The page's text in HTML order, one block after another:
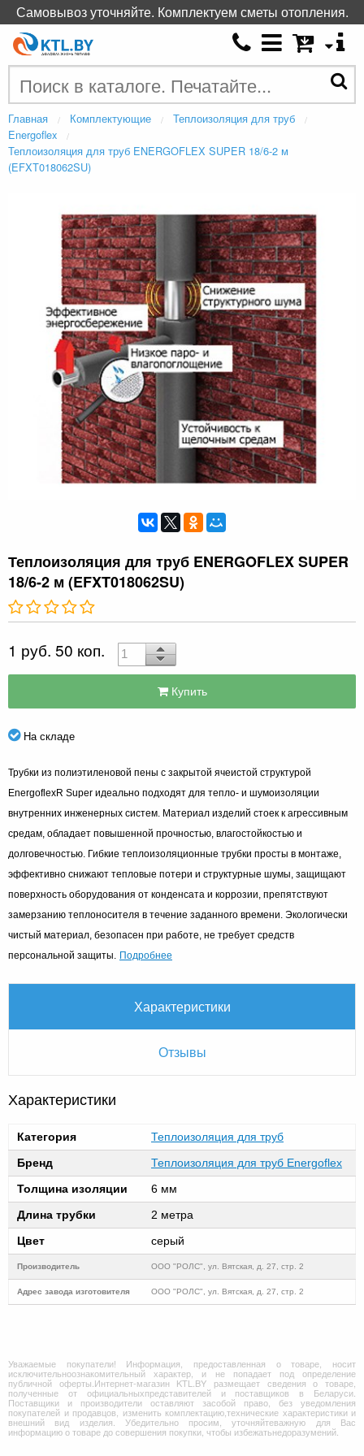
Главная Комплектующие
Теплоизоляция для труб
Energoflex
Теплоизоляция для труб ENERGOFLEX SUPER 18/6-2 м
(EFXT018062SU)
Теплоизоляция для труб ENERGOFLEX SUPER
18/6-2 м (EFXT018062SU)
1 руб. 50 коп.
Купить
На складе
Трубки из полиэтиленовой пены с закрытой ячеистой структурой
EnergoflexR Super идеально подходят для тепло- и шумоизоляции
внутренних инженерных систем. Материал изделий стоек к агрессивным
средам, обладает повышенной прочностью, влагостойкостью и
долговечностью. Гибкие теплоизоляционные трубки просты в монтаже,
эффективно снижают тепловые потери и структурные шумы, защищают
поверхность оборудования от конденсата и коррозии, препятствуют
замерзанию теплоносителя в течение заданного времени. Экологически
чистый материал, безопасен при работе, не требует средств
персональной защиты.
Подробнее
Характеристики
Отзывы
Характеристики
Категория
Теплоизоляция для труб
Бренд
Теплоизоляция для труб Energoflex
Толщина изоляции
6 мм
Длина трубки
2 метра
Цвет
серый
Производитель ООО "РОЛС", ул. Вятская, д. 27, стр. 2
Адрес завода изготовителя ООО "РОЛС", ул. Вятская, д. 27, стр. 2
Уважаемые покупатели! Информация, предоставленная о товаре, носит
исключительноознакомительный характер, и не попадает под определение
публичной оферты.Интернет-магазин KTL.BY размещает сведения о товаре,
полученные от официальныхпредставителей и поставщиков в Беларуси.
Поставщики и производители оставляют засобой право, без уведомления
покупателей и продавцов, изменить комплектацию,технические характеристики и
внешний вид изделия. Убедительно просим, уточняйтеважную для Вас
информацию о товаре до совершения покупки, чтобы избежатьнедоразумений.
Самовывоз уточняйте. Комплектуем сметы отопления.